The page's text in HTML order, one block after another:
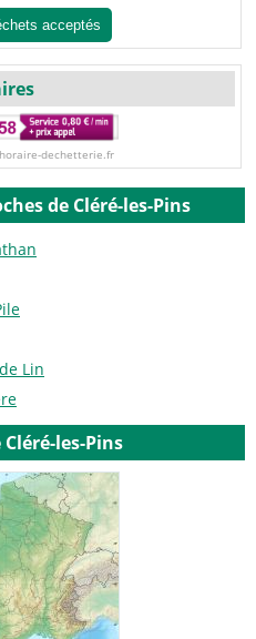
acceptés
dechetterie.fr
de Cléré-les-Pins
Lin
les-Pins